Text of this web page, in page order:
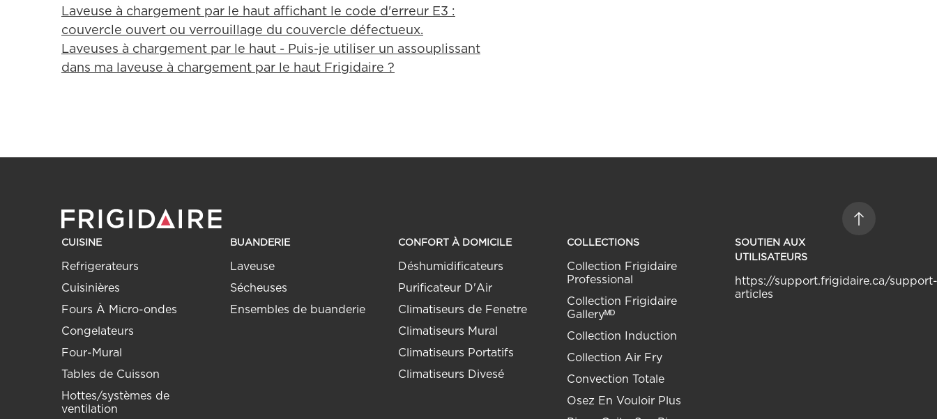
Laveuse à chargement par le haut affichant le code d'erreur E3 :
couvercle ouvert ou verrouillage du couvercle défectueux.
Laveuses à chargement par le haut - Puis-je utiliser un assouplissant
dans ma laveuse à chargement par le haut Frigidaire ?
CUISINE
Refrigerateurs
Cuisinières
Fours À Micro-ondes
Congelateurs
Four-Mural
Tables de Cuisson
Hottes/systèmes de
ventilation
BUANDERIE
Laveuse
Sécheuses
Ensembles de buanderie
CONFORT À DOMICILE
Déshumidificateurs
Purificateur D'Air
Climatiseurs de Fenetre
Climatiseurs Mural
Climatiseurs Portatifs
Climatiseurs Divesé
COLLECTIONS
Collection Frigidaire
Professional
Collection Frigidaire
Galleryᴹᴰ
Collection Induction
Collection Air Fry
Convection Totale
Osez En Vouloir Plus
SOUTIEN AUX
UTILISATEURS
https://support.frigidaire.ca/
articles